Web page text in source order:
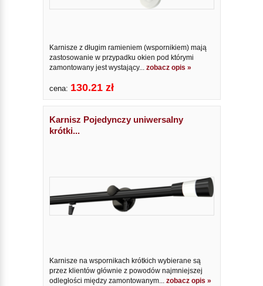
Karnisze z długim ramieniem (wspornikiem) mają
zastosowanie w przypadku okien pod którymi
zamontowany jest wystający... zobacz opis »
cena: 130.21 zł
Karnisz Pojedynczy uniwersalny
krótki...
Karnisze na wspornikach krótkich wybierane są
przez klientów głównie z powodów najmniejszej
odległości między zamontowanym... zobacz opis »